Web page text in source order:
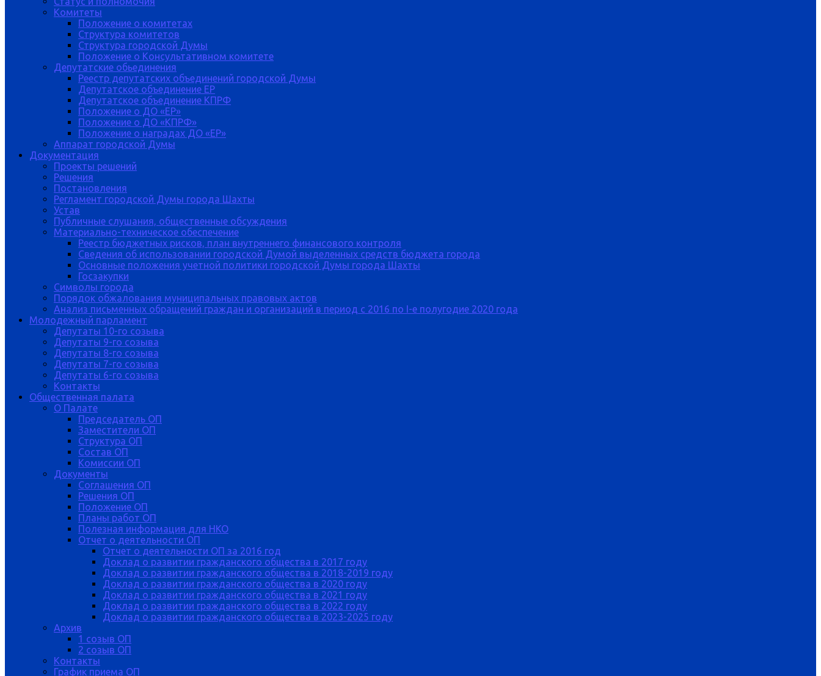
Комитеты
Положение о комитетах
Структура комитетов
Структура городской Думы
Положение о Консультативном комитете
Депутатские обьединения
Реестр депутатских объединений городской Думы
Депутатское объединение ЕР
Депутатское объединение КПРФ
Положение о ДО «ЕР»
Положение о ДО «КПРФ»
Положение о наградах ДО «ЕР»
Аппарат городской Думы
Документация
Проекты решений
Решения
Постановления
Регламент городской Думы города Шахты
Устав
Публичные слушания, общественные обсуждения
Материально-техническое обеспечение
Реестр бюджетных рисков, план внутреннего финансового контроля
Сведения об использовании городской Думой выделенных средств бюджета города
Основные положения учетной политики городской Думы города Шахты
Госзакупки
Символы города
Порядок обжалования муниципальных правовых актов
Анализ письменных обращений граждан и организаций в период с 2016 по I-е полугодие 2020 года
Молодежный парламент
Депутаты 10-го созыва
Депутаты 9-го созыва
Депутаты 8-го созыва
Депутаты 7-го созыва
Депутаты 6-го созыва
Контакты
Общественная палата
О Палате
Председатель ОП
Заместители ОП
Структура ОП
Состав ОП
Комиссии ОП
Документы
Соглашения ОП
Решения ОП
Положение ОП
Планы работ ОП
Полезная информация для НКО
Отчет о деятельности ОП
Отчет о деятельности ОП за 2016 год
Доклад о развитии гражданского общества в 2017 году
Доклад о развитии гражданского общества в 2018-2019 году
Доклад о развитии гражданского общества в 2020 году
Доклад о развитии гражданского общества в 2021 году
Доклад о развитии гражданского общества в 2022 году
Доклад о развитии гражданского общества в 2023-2025 году
Архив
1 созыв ОП
2 созыв ОП
Контакты
График приема ОП